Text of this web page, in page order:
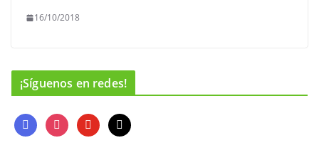
16/10/2018
¡Síguenos en redes!
f
a
i
n
y
o
m
a